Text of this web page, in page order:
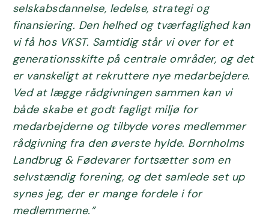
selskabsdannelse, ledelse, strategi og
finansiering. Den helhed og tværfaglighed kan
vi få hos VKST. Samtidig står vi over for et
generationsskifte på centrale områder, og det
er vanskeligt at rekruttere nye medarbejdere.
Ved at lægge rådgivningen sammen kan vi
både skabe et godt fagligt miljø for
medarbejderne og tilbyde vores medlemmer
rådgivning fra den øverste hylde. Bornholms
Landbrug & Fødevarer fortsætter som en
selvstændig forening, og det samlede set up
synes jeg, der er mange fordele i for
medlemmerne.”